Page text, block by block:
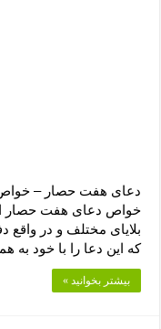
دعای هفت حصار –
خواص دعای هفت حصار
بلایای مختلف و در
که این دعا را با خود
بیشتر بخوانید »